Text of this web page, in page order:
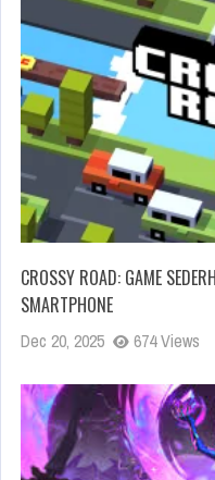
CROSSY ROAD: GAME
SMARTPHONE
Dec 20, 2025 674 Views